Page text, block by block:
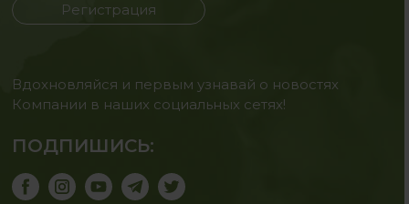
Регистрация
Вдохновляйся и первым узнавай о новостях
Компании в наших социальных сетях!
ПОДПИШИСЬ: